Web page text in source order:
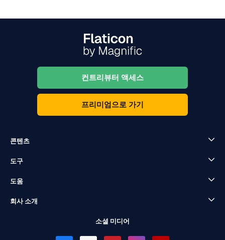
컨트리뷰터 액세스
프리미엄으로 가기
콘텐츠
도구
도움
회사 소개
소셜 미디어